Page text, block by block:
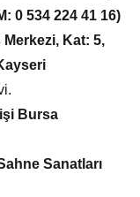
0 534 224 41 16)
Kat: 5,
Bursa
Sanatları